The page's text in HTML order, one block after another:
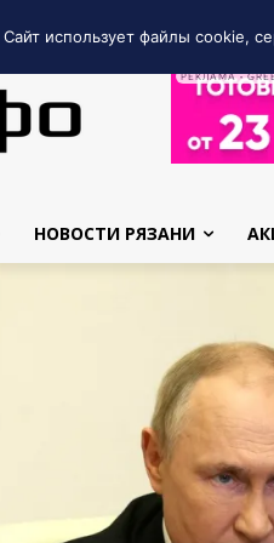
РЕКЛАМА •
НОВОСТИ РЯЗАНИ
Сайт использует файлы cookie,